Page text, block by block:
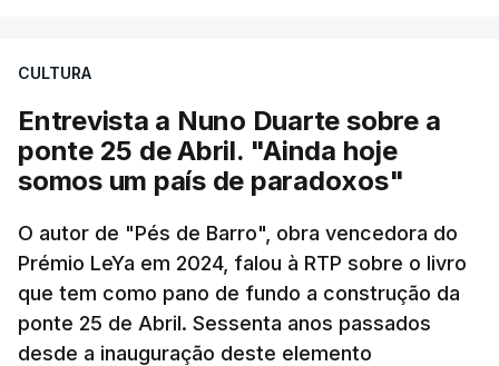
CULTURA
Entrevista a Nuno Duarte sobre a
ponte 25 de Abril. "Ainda hoje
somos um país de paradoxos"
O autor de "Pés de Barro", obra vencedora do
Prémio LeYa em 2024, falou à RTP sobre o livro
que tem como pano de fundo a construção da
ponte 25 de Abril. Sessenta anos passados
desde a inauguração deste elemento